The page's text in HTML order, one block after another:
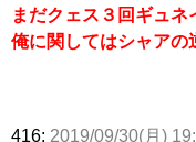
まだクェス３回ギュ
俺に関してはシャアの
416: 2019/09/30(月)